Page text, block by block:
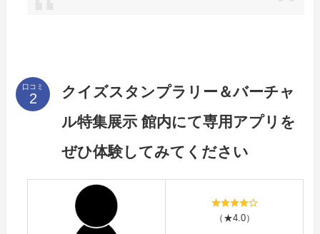
口コミ
クイズスタンプラリー＆バーチャ
ル特集展示 館内にて専用アプリを
ぜひ体験してみてください
（★4.0）